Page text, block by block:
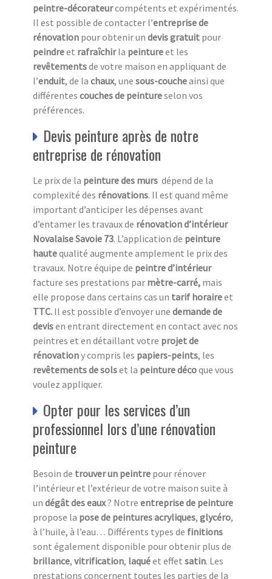
peintre-décorateurcompétents et expérimentés.
Il est possible de contacter l’entreprise de
rénovation pour obtenir un devis gratuit pour
peindreet rafraîchirla peintureet les
revêtementsde votre maison en appliquant de
l’enduit, de la chaux, une sous-coucheainsi que
différentes couches de peintureselon vos
préférences.
Devis peinture après de notre
entreprise de rénovation
Le prix de la peinture des murs dépend de la
complexité des rénovations. Il est quand même
important d’anticiper les dépenses avant
d’entamer les travaux de rénovation d’intérieur
Novalaise Savoie 73. L’application de peinture
hautequalité augmente amplement le prix des
travaux. Notre équipe de peintre d’intérieur
facture ses prestations par mètre-carré, mais
elle propose dans certains cas un tarif horaireet
TTC. Il est possible d’envoyer une demande de
devisen entrant directement en contact avec nos
peintres et en détaillant votre projet de
rénovationy compris les papiers-peints, les
revêtements de solset la peinture décoque vous
voulez appliquer.
Opter pour les services d’un
professionnel lors d’une rénovation
peinture
Besoin de trouver un peintre pour rénover
l’intérieur et l’extérieur de votre maison suite à
un dégâtdes eaux? Notre entreprise de peinture
propose la pose de peintures acryliques, glycéro,
à l’huile, à l’eau… Différents types de finitions
sont également disponible pour obtenir plus de
brillance, vitrification, laquéet effet satin. Les
prestations concernent toutes les parties de la